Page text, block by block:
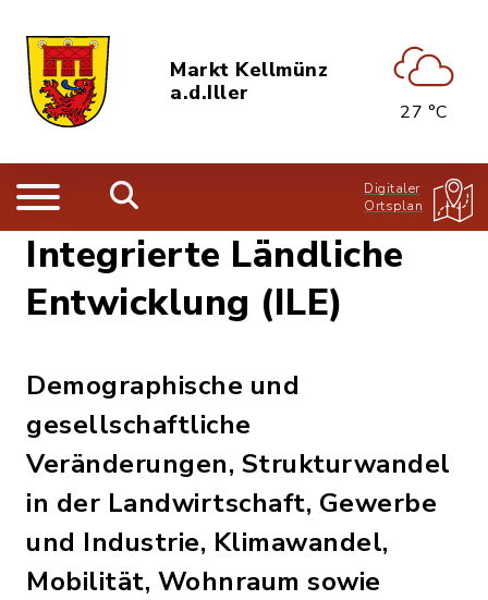
Markt Kellmünz
a.d.Iller
27 °C
Digitaler
Ortsplan
Integrierte Ländliche
Entwicklung (ILE)
Demographische und
gesellschaftliche
Veränderungen, Strukturwandel
in der Landwirtschaft, Gewerbe
und Industrie, Klimawandel,
Mobilität, Wohnraum sowie